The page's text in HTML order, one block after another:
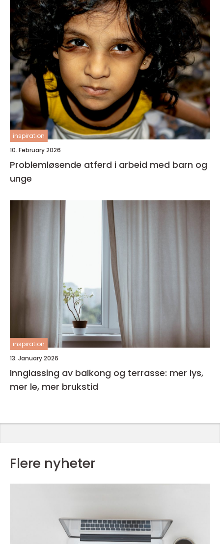
inspiration
10. February 2026
Problemløsende atferd i arbeid med barn og
unge
inspiration
13. January 2026
Innglassing av balkong og terrasse: mer lys,
mer le, mer brukstid
Flere nyheter